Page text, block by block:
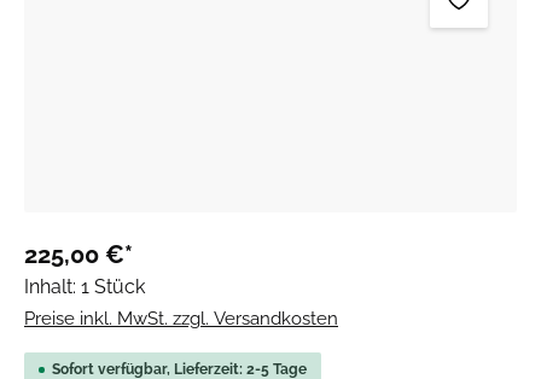
225,00 €*
Inhalt: 1 Stück
Preise inkl. MwSt. zzgl. Versandkosten
Sofort verfügbar, Lieferzeit: 2-5 Tage